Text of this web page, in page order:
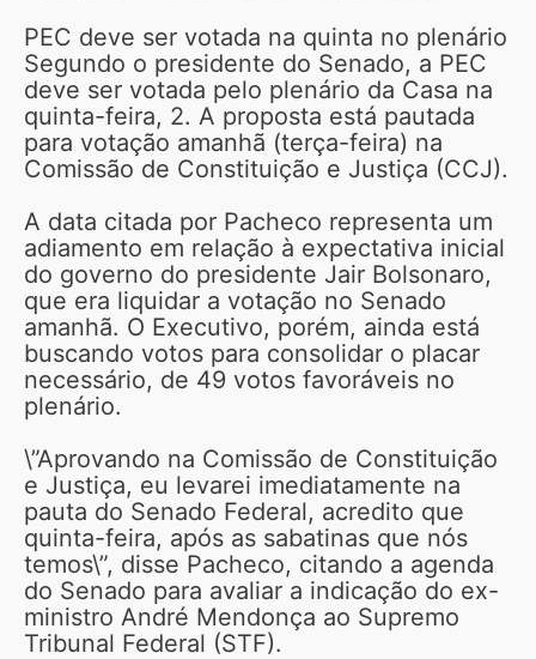
PEC deve ser votada na quinta no plenário
Segundo o presidente do Senado, a PEC
deve ser votada pelo plenário da Casa na
quinta-feira, 2. A proposta está pautada
para votação amanhã (terça-feira) na
Comissão de Constituição e Justiça (CCJ).
A data citada por Pacheco representa um
adiamento em relação à expectativa inicial
do governo do presidente Jair Bolsonaro,
que era liquidar a votação no Senado
amanhã. O Executivo, porém, ainda está
buscando votos para consolidar o placar
necessário, de 49 votos favoráveis no
plenário.
\”Aprovando na Comissão de Constituição
e Justiça, eu levarei imediatamente na
pauta do Senado Federal, acredito que
quinta-feira, após as sabatinas que nós
temos\”, disse Pacheco, citando a agenda
do Senado para avaliar a indicação do ex-
ministro André Mendonça ao Supremo
Tribunal Federal (STF).